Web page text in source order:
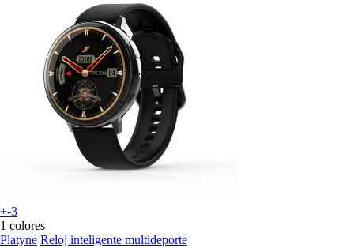
+-3
1 colores
Platyne Reloj inteligente multideporte